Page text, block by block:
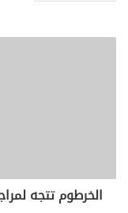
الخرطوم تتجه